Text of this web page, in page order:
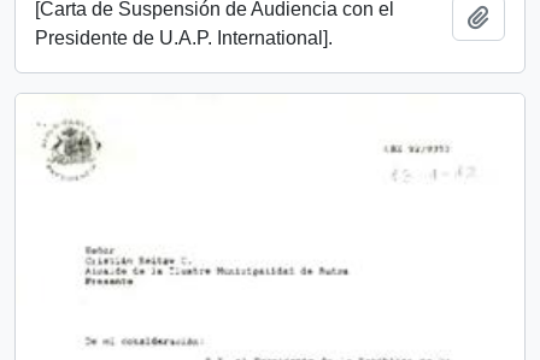
[Carta de Suspensión de Audiencia con el
Presidente de U.A.P. International].